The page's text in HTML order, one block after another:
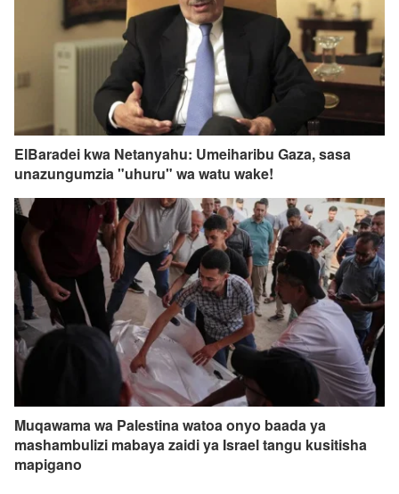
ElBaradei kwa Netanyahu: Umeiharibu Gaza, sasa
unazungumzia "uhuru" wa watu wake!
Muqawama wa Palestina watoa onyo baada ya
mashambulizi mabaya zaidi ya Israel tangu kusitisha
mapigano